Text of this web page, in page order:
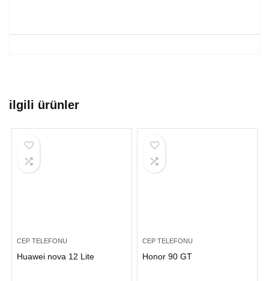
ilgili ürünler
CEP TELEFONU
Huawei nova 12 Lite
CEP TELEFONU
Honor 90 GT